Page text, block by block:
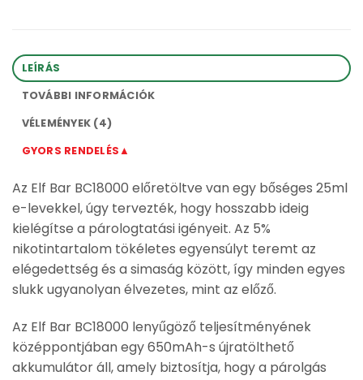
LEÍRÁS
TOVÁBBI INFORMÁCIÓK
VÉLEMÉNYEK (4)
GYORS RENDELÉS▲
Az Elf Bar BC18000 előretöltve van egy bőséges 25ml
e-levekkel, úgy tervezték, hogy hosszabb ideig
kielégítse a párologtatási igényeit. Az 5%
nikotintartalom tökéletes egyensúlyt teremt az
elégedettség és a simaság között, így minden egyes
slukk ugyanolyan élvezetes, mint az előző.
Az Elf Bar BC18000 lenyűgöző teljesítményének
középpontjában egy 650mAh-s újratölthető
akkumulátor áll, amely biztosítja, hogy a párolgás